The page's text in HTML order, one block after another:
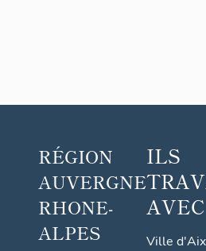
RÉGION
AUVERGNE
RHONE-
ALPES
ILS
Ville